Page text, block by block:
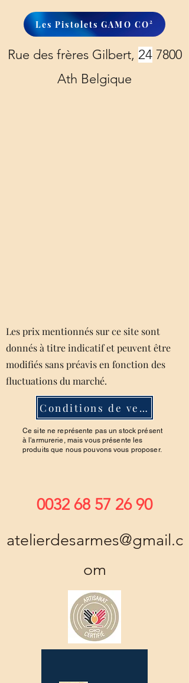
Les Pistolets GAMO CO²
Rue des frères Gilbert, 247800
Ath Belgique
Les prix mentionnés sur ce site sont
donnés à titre indicatif et peuvent être
modifiés sans préavis en fonction des
fluctuations du marché.
Conditions de ventes
Ce site ne représente pas un stock présent
à l'armurerie, mais vous présente les
produits que nous pouvons vous proposer.
0032 68 57 26 90
atelierdesarmes@gmail.c
om